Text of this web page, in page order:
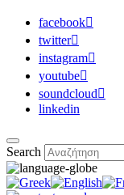
facebook
twitter
instagram
youtube
soundcloud
linkedin
Search